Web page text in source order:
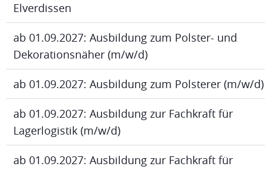
Elverdissen
ab 01.09.2027: Ausbildung zum Polster- und
Dekorationsnäher (m/w/d)
ab 01.09.2027: Ausbildung zum Polsterer (m/w/d)
ab 01.09.2027: Ausbildung zur Fachkraft für
Lagerlogistik (m/w/d)
ab 01.09.2027: Ausbildung zur Fachkraft für